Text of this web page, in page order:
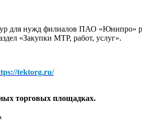
для нужд филиалов ПАО «Юнипро»
«Закупки МТР, работ, услуг».
tektorg.ru/
торговых площадках.